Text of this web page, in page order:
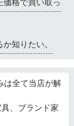
価格で買い取っ
知りたい。
は全て当店が解
、ブランド家